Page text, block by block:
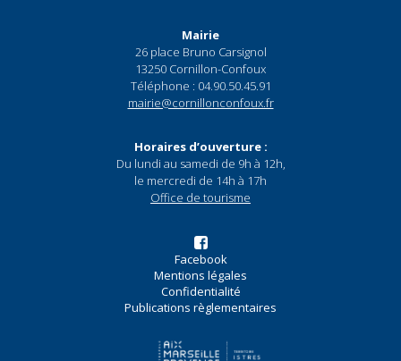
Mairie
26 place Bruno Carsignol
13250 Cornillon-Confoux
Téléphone : 04.90.50.45.91
mairie@cornillonconfoux.fr
Horaires d’ouverture :
Du lundi au samedi de 9h à 12h,
le mercredi de 14h à 17h
Office de tourisme
Facebook
Mentions légales
Confidentialité
Publications règlementaires